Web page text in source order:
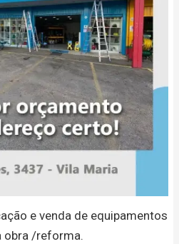
e venda de equipamentos
obra /reforma.